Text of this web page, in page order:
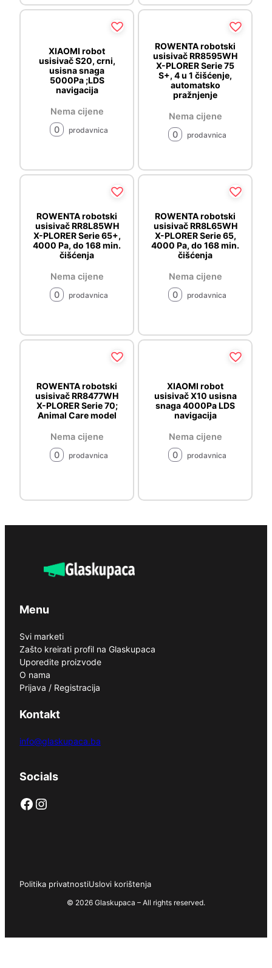
XIAOMI robot
usisivač S20, crni,
usisna snaga
5000Pa ;LDS
navigacija
Nema cijene
0
prodavnica
ROWENTA robotski
usisivač RR8595WH
X-PLORER Serie 75
S+, 4 u 1 čišćenje,
automatsko
pražnjenje
Nema cijene
0
prodavnica
ROWENTA robotski
usisivač RR8L85WH
X-PLORER Serie 65+,
4000 Pa, do 168 min.
čišćenja
Nema cijene
0
prodavnica
ROWENTA robotski
usisivač RR8L65WH
X-PLORER Serie 65,
4000 Pa, do 168 min.
čišćenja
Nema cijene
0
prodavnica
ROWENTA robotski
usisivač RR8477WH
X-PLORER Serie 70;
Animal Care model
Nema cijene
0
prodavnica
XIAOMI robot
usisivač X10 usisna
snaga 4000Pa LDS
navigacija
Nema cijene
0
prodavnica
Menu
Svi marketi
Zašto kreirati profil na Glaskupaca
Uporedite proizvode
O nama
Prijava / Registracija
Kontakt
info@glaskupaca.ba
Socials
Facebook Instagram
Politika privatnostiUslovi korištenja
© 2026 Glaskupaca – All rights reserved.